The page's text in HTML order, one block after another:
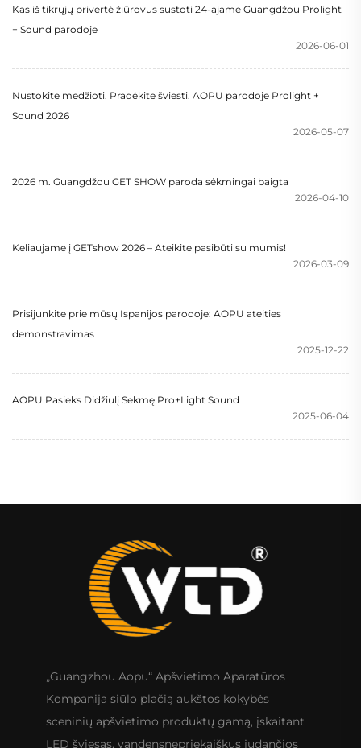
Kas iš tikrųjų privertė žiūrovus sustoti 24‑ajame Guangdžou Prolight
+ Sound parodoje
2026-06-01
Nustokite medžioti. Pradėkite šviesti. AOPU parodoje Prolight +
Sound 2026
2026-05-07
2026 m. Guangdžou GET SHOW paroda sėkmingai baigta
2026-04-10
Keliaujame į GETshow 2026 – Ateikite pasibūti su mumis!
2026-03-09
Prisijunkite prie mūsų Ispanijos parodoje: AOPU ateities
demonstravimas
2025-12-22
AOPU Pasieks Didžiulį Sekmę Pro+Light Sound
2025-06-04
„Guangzhou Aopu“ Apšvietimo Aparatūros
Kompanija siūlo plačią aukštos kokybės
sceninių apšvietimo produktų gamą, įskaitant
LED šviesas, vandensnepriekaiškus judančios